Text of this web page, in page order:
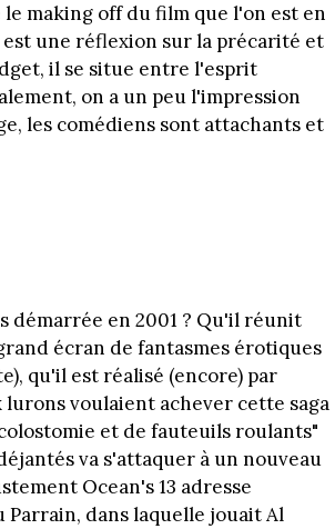
making off du film que l'on est en
une réflexion sur la précarité et
il se situe entre l'esprit
on a un peu l'impression
les comédiens sont attachants et
démarrée en 2001 ? Qu'il réunit
écran de fantasmes érotiques
qu'il est réalisé (encore) par
voulaient achever cette saga
et de fauteuils roulants"
va s'attaquer à un nouveau
Ocean's 13 adresse
dans laquelle jouait Al